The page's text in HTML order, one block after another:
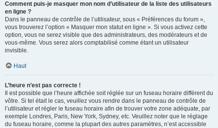
Comment puis-je masquer mon nom d’utilisateur de la liste des utilisateurs
en ligne ?
Dans le panneau de contrôle de l’utilisateur, sous « Préférences du forum »,
vous trouverez l’option « Masquer mon statut en ligne ». Si vous activez cette
option, vous ne serez visible que des administrateurs, des modérateurs et de
vous-même. Vous serez alors comptabilisé comme étant un utilisateur
invisible.
Haut
L’heure n’est pas correcte !
Il est possible que l’heure affichée soit réglée sur un fuseau horaire différent du
vôtre. Si tel était le cas, veuillez vous rendre dans le panneau de contrôle de
l’utilisateur et régler le fuseau horaire afin de trouver votre zone adéquate, par
exemple Londres, Paris, New York, Sydney, etc. Veuillez noter que le réglage
du fuseau horaire, comme la plupart des autres paramètres, n’est accessible